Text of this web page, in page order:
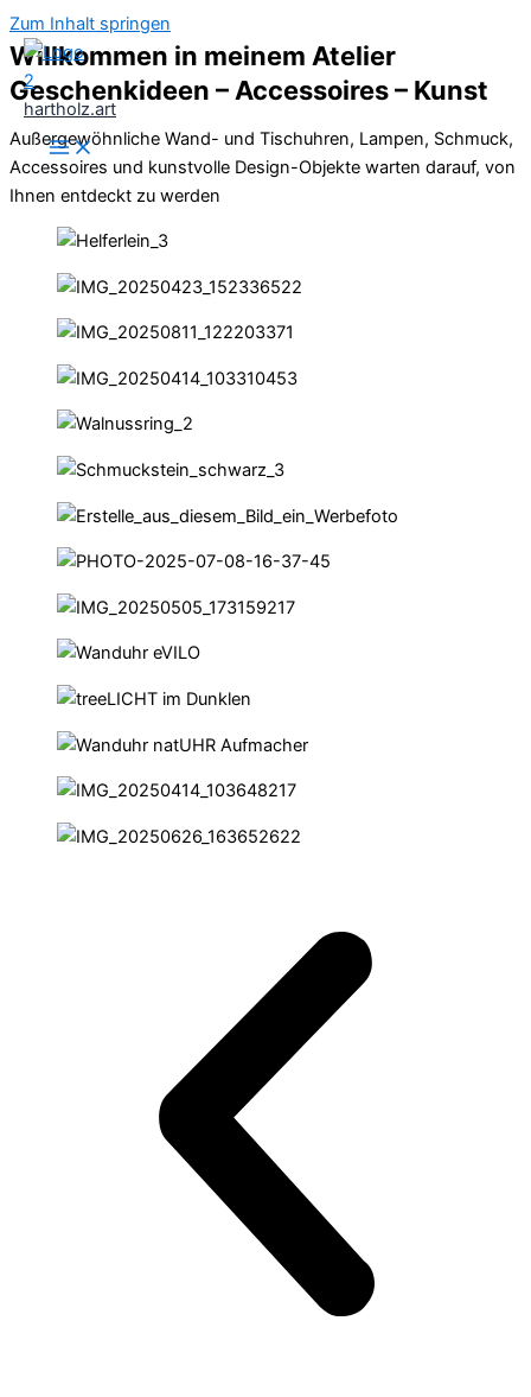
Zum Inhalt springen
hartholz.art
Willkommen in meinem Atelier
Geschenkideen – Accessoires – Kunst
Außergewöhnliche Wand- und Tischuhren, Lampen, Schmuck,
Accessoires und kunstvolle Design-Objekte warten darauf, von
Ihnen entdeckt zu werden